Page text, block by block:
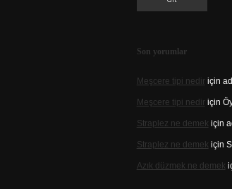
Son yorumlar
Meşcere tipi nediriçin
Meşcere tipi nediriçin
Straplez ne demek için
Straplez ne demek için
Azık düzmek ne demek